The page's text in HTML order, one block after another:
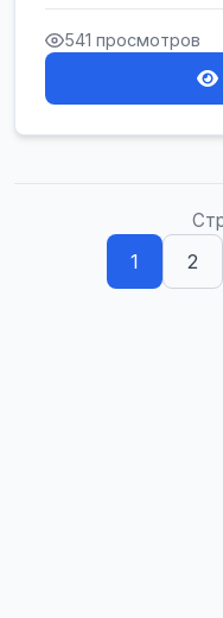
541 просмотров
1 2